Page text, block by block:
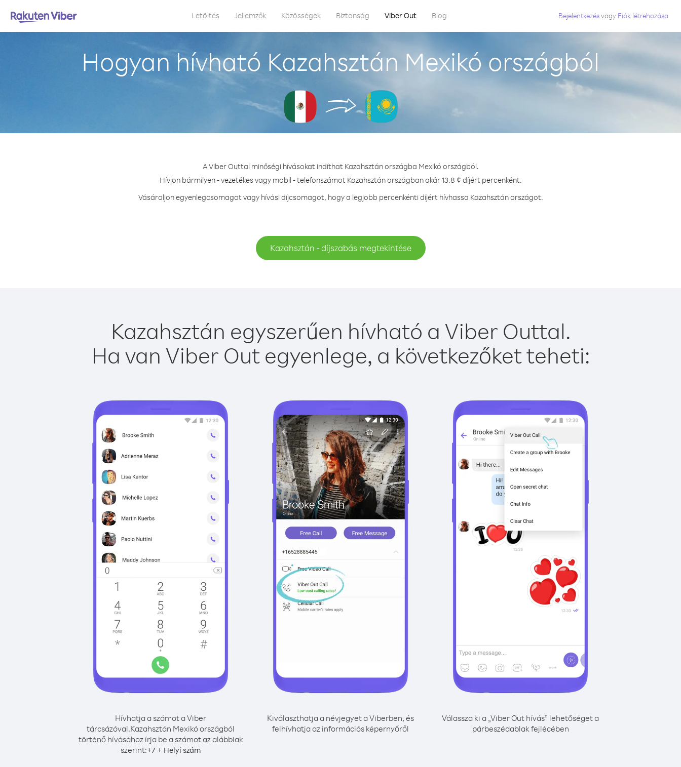
Letöltés Jellemzők Közösségek Biztonság Viber Out Blog Bejelentkezésvagy Fiók létrehozása
Hogyan hívható Kazahsztán Mexikó országból
A Viber Outtal minőségi hívásokat indíthat Kazahsztán országba Mexikó országból.
Hívjon bármilyen - vezetékes vagy mobil - telefonszámot Kazahsztán országban akár 13.8 ¢ díjért percenként.
Vásároljon egyenlegcsomagot vagy hívási díjcsomagot, hogy a legjobb percenkénti díjért hívhassa Kazahsztán országot.
Kazahsztán - díjszabás megtekintése
Kazahsztán egyszerűen hívható a Viber Outtal.
Ha van Viber Out egyenlege, a következőket teheti:
Hívhatja a számot a Viber
tárcsázóval.Kazahsztán Mexikó országból
történő hívásához írja be a számot az alábbiak
szerint:+7 + Helyi szám
Kiválaszthatja a névjegyet a Viberben, és
felhívhatja az információs képernyőről
Válassza ki a „Viber Out hívás” lehetőséget a
párbeszédablak fejlécében